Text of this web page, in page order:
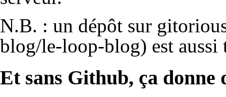
N.B. : un dépôt sur
est
Et sans Github, ça donne